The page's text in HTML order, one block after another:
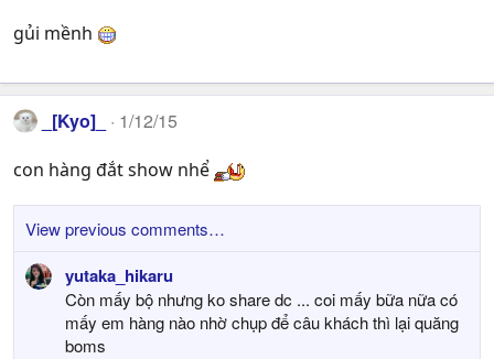
gủi mềnh
_[Kyo]_ 1/12/15
con hàng đắt show nhể
View previous comments…
yutaka_hikaru
Còn mấy bộ nhưng ko share dc ... coi mấy bữa nữa có
mấy em hàng nào nhờ chụp để câu khách thì lại quăng
boms